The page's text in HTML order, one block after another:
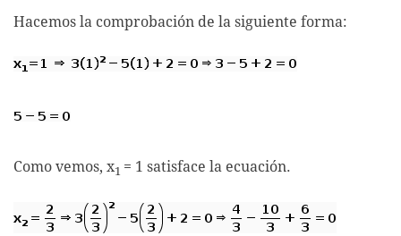
Hacemos la comprobación de la siguiente forma:
Como vemos, x1 = 1 satisface la ecuación.